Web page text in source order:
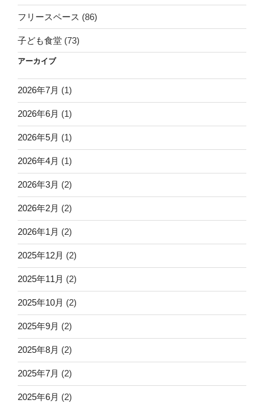
フリースペース (86)
子ども食堂 (73)
アーカイブ
2026年7月 (1)
2026年6月 (1)
2026年5月 (1)
2026年4月 (1)
2026年3月 (2)
2026年2月 (2)
2026年1月 (2)
2025年12月 (2)
2025年11月 (2)
2025年10月 (2)
2025年9月 (2)
2025年8月 (2)
2025年7月 (2)
2025年6月 (2)